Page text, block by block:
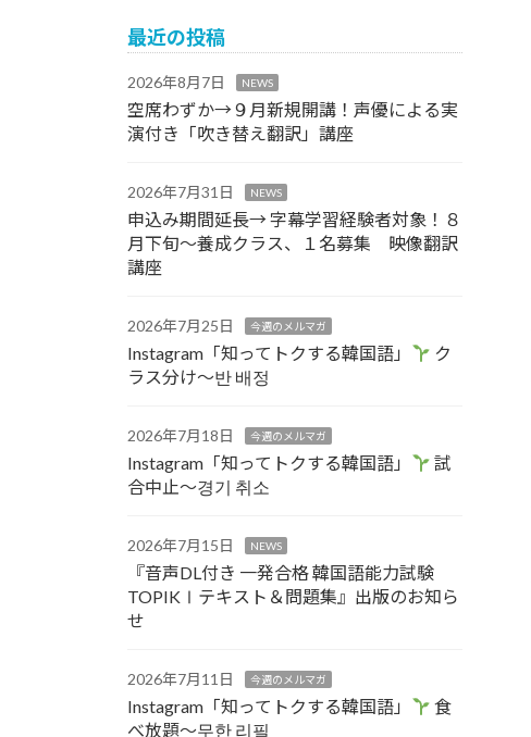
最近の投稿
2026年8月7日 NEWS
空席わずか→９月新規開講！声優による実
演付き「吹き替え翻訳」講座
2026年7月31日 NEWS
申込み期間延長→ 字幕学習経験者対象！８
月下旬～養成クラス、１名募集 映像翻訳
講座
2026年7月25日 今週のメルマガ
Instagram「知ってトクする韓国語」
ク
ラス分け～반 배정
2026年7月18日 今週のメルマガ
Instagram「知ってトクする韓国語」
試
合中止～경기 취소
2026年7月15日 NEWS
『音声DL付き 一発合格 韓国語能力試験
TOPIKⅠテキスト＆問題集』出版のお知ら
せ
2026年7月11日 今週のメルマガ
Instagram「知ってトクする韓国語」
食
べ放題～무한 리필